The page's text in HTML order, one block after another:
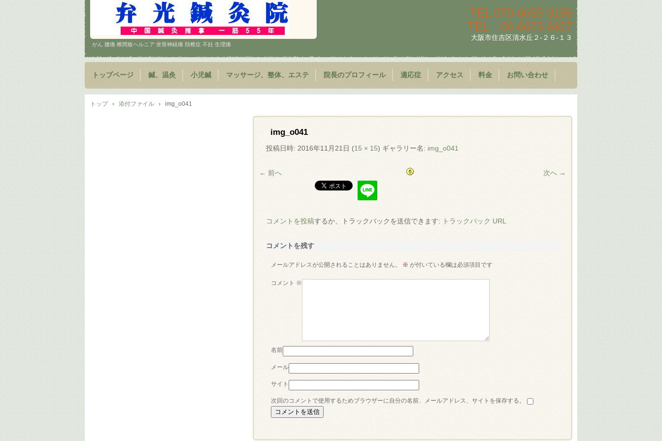
がん 腰痛 椎間板ヘルニア 坐骨神経痛 頚椎症 不妊 生理痛
TEL 070-6635-3156
TEL 06-6673-6327
大阪市住吉区清水丘２-２６-１３
トップページ 鍼、温灸 小児鍼 マッサージ、整体、エステ 院長のプロフィール 適応症 アクセス 料金 お問い合わせ
トップ › 添付ファイル › img_o041
img_o041
投稿日時: 2016年11月21日 (15 × 15) ギャラリー名: img_o041
← 前へ 次へ →
コメントを投稿するか、トラックバックを送信できます: トラックバック URL
コメントを残す
メールアドレスが公開されることはありません。 ※ が付いている欄は必須項目です
コメント ※
名前
メール
サイト
次回のコメントで使用するためブラウザーに自分の名前、メールアドレス、サイトを保存する。